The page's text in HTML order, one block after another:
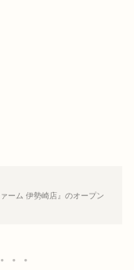
ーム 伊勢崎店』のオープン